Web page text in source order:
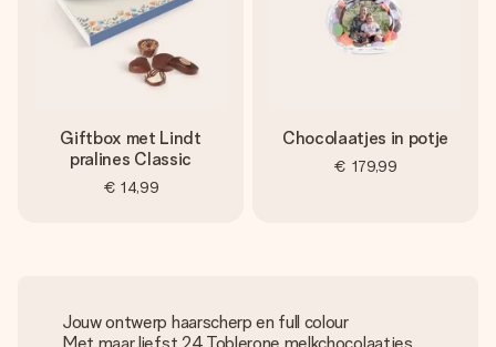
Giftbox met Lindt
pralines Classic
€ 14,99
Chocolaatjes in potje
€ 179,99
Jouw ontwerp haarscherp en full colour